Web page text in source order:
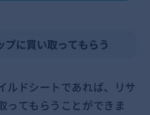
に買い取ってもらう
ルドシートであれば、リサ
ってもらうことができま